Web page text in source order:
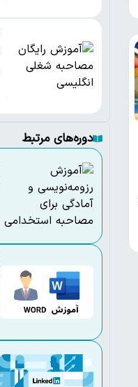
دوره‌های مرتبط